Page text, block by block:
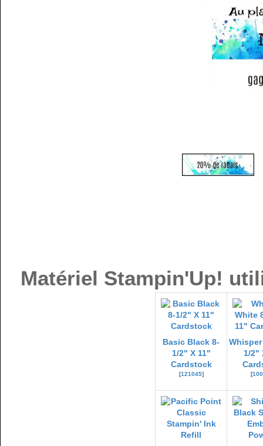
Matériel Stampin'Up!
Basic Black 8-
1/2" X 11"
Cardstock
[121045]
1/2"
[